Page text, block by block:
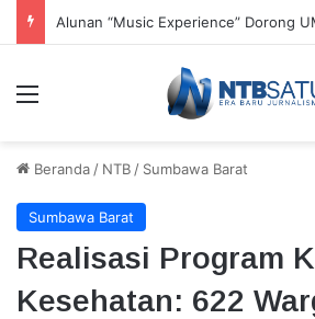
Menu
Beranda / NTB / Sumbawa Barat
Sumbawa Barat
Realisasi Program
Kesehatan: 622